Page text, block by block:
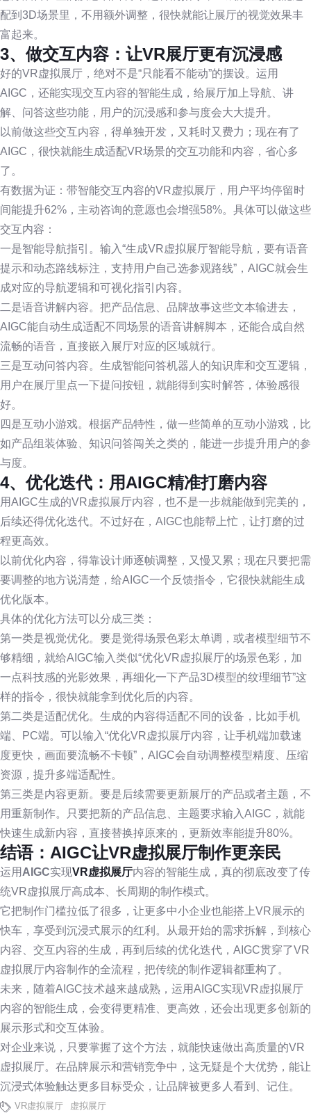
配到3D场景里，不用额外调整，很快就能让展厅的视觉效果丰
富起来。
3、做交互内容：让VR展厅更有沉浸感
好的VR虚拟展厅，绝对不是“只能看不能动”的摆设。运用
AIGC，还能实现交互内容的智能生成，给展厅加上导航、讲
解、问答这些功能，用户的沉浸感和参与度会大大提升。
以前做这些交互内容，得单独开发，又耗时又费力；现在有了
AIGC，很快就能生成适配VR场景的交互功能和内容，省心多
了。
有数据为证：带智能交互内容的VR虚拟展厅，用户平均停留时
间能提升62%，主动咨询的意愿也会增强58%。具体可以做这些
交互内容：
一是智能导航指引。输入“生成VR虚拟展厅智能导航，要有语音
提示和动态路线标注，支持用户自己选参观路线”，AIGC就会生
成对应的导航逻辑和可视化指引内容。
二是语音讲解内容。把产品信息、品牌故事这些文本输进去，
AIGC能自动生成适配不同场景的语音讲解脚本，还能合成自然
流畅的语音，直接嵌入展厅对应的区域就行。
三是互动问答内容。生成智能问答机器人的知识库和交互逻辑，
用户在展厅里点一下提问按钮，就能得到实时解答，体验感很
好。
四是互动小游戏。根据产品特性，做一些简单的互动小游戏，比
如产品组装体验、知识问答闯关之类的，能进一步提升用户的参
与度。
4、优化迭代：用AIGC精准打磨内容
用AIGC生成的VR虚拟展厅内容，也不是一步就能做到完美的，
后续还得优化迭代。不过好在，AIGC也能帮上忙，让打磨的过
程更高效。
以前优化内容，得靠设计师逐帧调整，又慢又累；现在只要把需
要调整的地方说清楚，给AIGC一个反馈指令，它很快就能生成
优化版本。
具体的优化方法可以分成三类：
第一类是视觉优化。要是觉得场景色彩太单调，或者模型细节不
够精细，就给AIGC输入类似“优化VR虚拟展厅的场景色彩，加
一点科技感的光影效果，再细化一下产品3D模型的纹理细节”这
样的指令，很快就能拿到优化后的内容。
第二类是适配优化。生成的内容得适配不同的设备，比如手机
端、PC端。可以输入“优化VR虚拟展厅内容，让手机端加载速
度更快，画面要流畅不卡顿”，AIGC会自动调整模型精度、压缩
资源，提升多端适配性。
第三类是内容更新。要是后续需要更新展厅的产品或者主题，不
用重新制作。只要把新的产品信息、主题要求输入AIGC，就能
快速生成新内容，直接替换掉原来的，更新效率能提升80%。
结语：AIGC让VR虚拟展厅制作更亲民
运用 AIGC实现VR虚拟展厅内容的智能生成，真的彻底改变了传
统VR虚拟展厅高成本、长周期的制作模式。
它把制作门槛拉低了很多，让更多中小企业也能搭上VR展示的
快车，享受到沉浸式展示的红利。从最开始的需求拆解，到核心
内容、交互内容的生成，再到后续的优化迭代，AIGC贯穿了VR
虚拟展厅内容制作的全流程，把传统的制作逻辑都重构了。
未来，随着AIGC技术越来越成熟，运用AIGC实现VR虚拟展厅
内容的智能生成，会变得更精准、更高效，还会出现更多创新的
展示形式和交互体验。
对企业来说，只要掌握了这个方法，就能快速做出高质量的VR
虚拟展厅。在品牌展示和营销竞争中，这无疑是个大优势，能让
沉浸式体验触达更多目标受众，让品牌被更多人看到、记住。
VR虚拟展厅 虚拟展厅